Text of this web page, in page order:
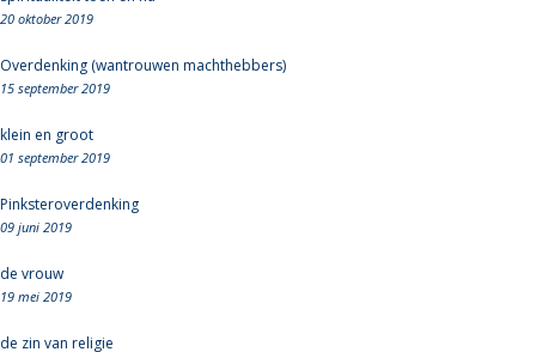
20 oktober 2019
Overdenking (wantrouwen machthebbers)
15 september 2019
klein en groot
01 september 2019
Pinksteroverdenking
09 juni 2019
de vrouw
19 mei 2019
de zin van religie